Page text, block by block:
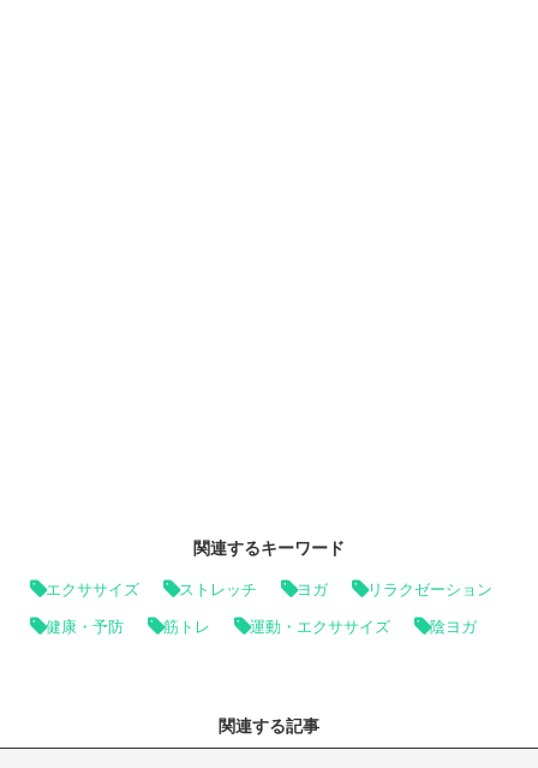
関連するキーワード
エクササイズ ストレッチ ヨガ リラクゼーション
健康・予防 筋トレ 運動・エクササイズ 陰ヨガ
関連する記事